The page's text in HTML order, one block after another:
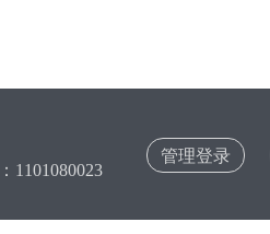
1101080023
管理登录